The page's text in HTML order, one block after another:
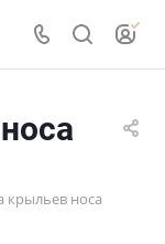
крыльев носа